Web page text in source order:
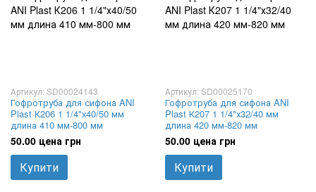
Артикул: SD00024143
Гофротруба для сифона ANI
Plast К206 1 1/4"х40/50 мм
длина 410 мм-800 мм
50.00 цена грн
Купити
Артикул: SD00025170
Гофротруба для сифона ANI
Plast К207 1 1/4"х32/40 мм
длина 420 мм-820 мм
50.00 цена грн
Купити